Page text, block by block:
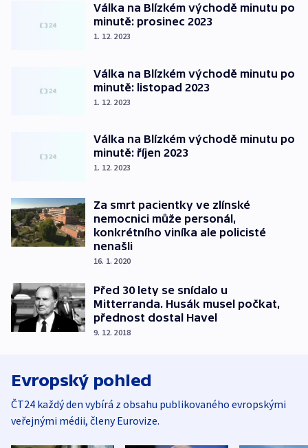
Válka na Blízkém východě minutu po
minutě: prosinec 2023
1. 12. 2023
Válka na Blízkém východě minutu po
minutě: listopad 2023
1. 12. 2023
Válka na Blízkém východě minutu po
minutě: říjen 2023
1. 12. 2023
Za smrt pacientky ve zlínské
nemocnici může personál,
konkrétního viníka ale policisté
nenašli
16. 1. 2020
Před 30 lety se snídalo u
Mitterranda. Husák musel počkat,
přednost dostal Havel
9. 12. 2018
Evropský pohled
ČT24 každý den vybírá z obsahu publikovaného evropskými
veřejnými médii, členy Eurovize.